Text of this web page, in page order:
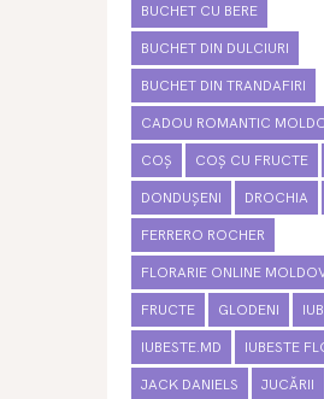
BUCHET CU BERE
BUCHET DIN DULCIURI
BUCHET DIN TRANDAFIRI
CADOU ROMANTIC
COȘ COȘ CU FRUCTE
DONDUȘENI DROCHIA
FERRERO ROCHER
FLORARIE ONLINE
FRUCTE GLODENI
IUBESTE.MD IUBESTE
JACK DANIELS JUCĂRII